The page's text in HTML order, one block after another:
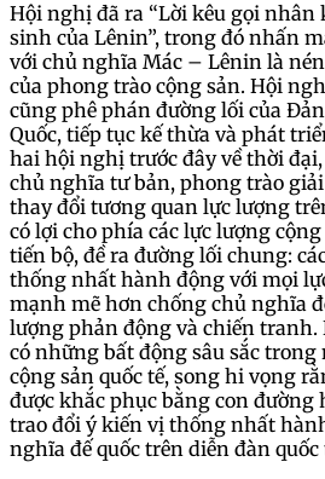
Hội nghị đã ra “Lời kêu gọi nhân
sinh của Lênin”, trong đó nhấn
với chủ nghĩa Mác – Lênin là
của phong trào cộng sản. Hội
cũng phê phán đường lối của
Quốc, tiếp tục kế thừa và phát
hai hội nghị trước đây về thời
chủ nghĩa tư bản, phong trào
thay đổi tương quan lực lượng
có lợi cho phía các lực lượng
tiến bộ, đề ra đường lối chung:
thống nhất hành động với mọi
mạnh mẽ hơn chống chủ nghĩa
lượng phản động và chiến
có những bất động sâu sắc
cộng sản quốc tế, song hi vọng
được khắc phục bằng con đường
trao đổi ý kiến vị thống nhất
nghĩa đế quốc trên diễn đàn quốc